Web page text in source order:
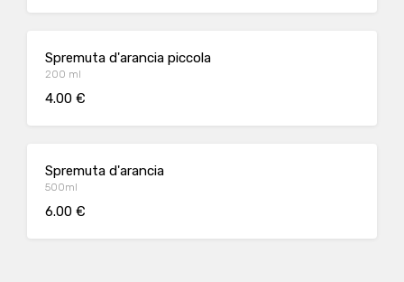
Spremuta d'arancia piccola
200 ml
4.00 €
Spremuta d'arancia
500ml
6.00 €